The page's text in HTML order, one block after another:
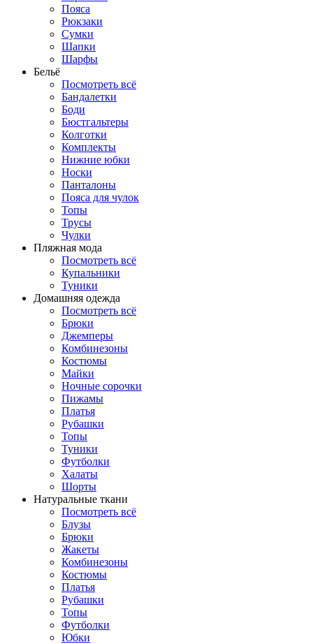
Пояса
Рюкзаки
Сумки
Шапки
Шарфы
Бельё
Посмотреть всё
Бандалетки
Боди
Бюстгальтеры
Колготки
Комплекты
Нижние юбки
Носки
Панталоны
Поясa для чулок
Топы
Трусы
Чулки
Пляжная мода
Посмотреть всё
Купальники
Туники
Домашняя одежда
Посмотреть всё
Брюки
Джемперы
Комбинезоны
Костюмы
Майки
Ночные сорочки
Пижамы
Платья
Рубашки
Топы
Туники
Футболки
Халаты
Шорты
Натуральные ткани
Посмотреть всё
Блузы
Брюки
Жакеты
Комбинезоны
Костюмы
Платья
Рубашки
Топы
Футболки
Юбки